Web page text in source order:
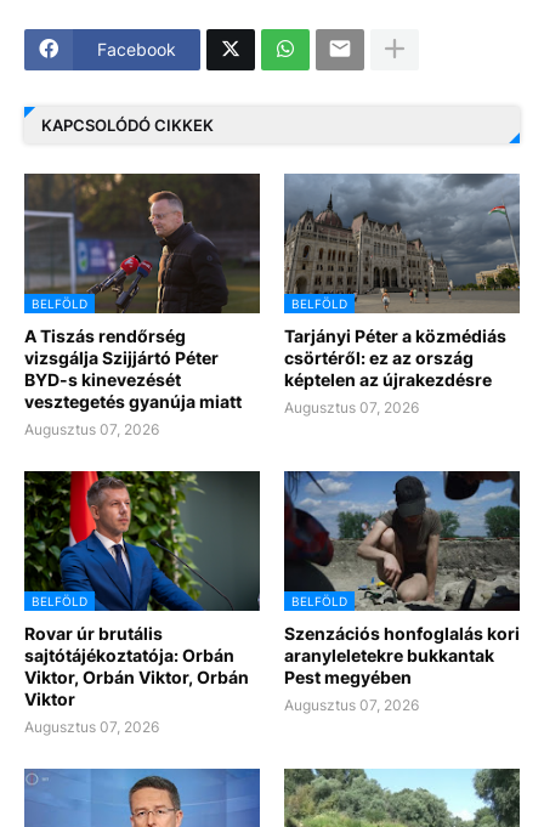
Facebook
KAPCSOLÓDÓ CIKKEK
BELFÖLD
A Tiszás rendőrség
vizsgálja Szijjártó Péter
BYD-s kinevezését
vesztegetés gyanúja miatt
Augusztus 07, 2026
BELFÖLD
Tarjányi Péter a közmédiás
csörtéről: ez az ország
képtelen az újrakezdésre
Augusztus 07, 2026
BELFÖLD
Rovar úr brutális
sajtótájékoztatója: Orbán
Viktor, Orbán Viktor, Orbán
Viktor
Augusztus 07, 2026
BELFÖLD
Szenzációs honfoglalás kori
aranyleletekre bukkantak
Pest megyében
Augusztus 07, 2026